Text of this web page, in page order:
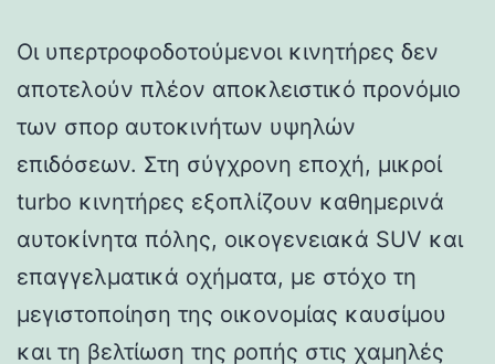
Οι υπερτροφοδοτούμενοι κινητήρες δεν
αποτελούν πλέον αποκλειστικό προνόμιο
των σπορ αυτοκινήτων υψηλών
επιδόσεων. Στη σύγχρονη εποχή, μικροί
turbo κινητήρες εξοπλίζουν καθημερινά
αυτοκίνητα πόλης, οικογενειακά SUV και
επαγγελματικά οχήματα, με στόχο τη
μεγιστοποίηση της οικονομίας καυσίμου
και τη βελτίωση της ροπής στις χαμηλές